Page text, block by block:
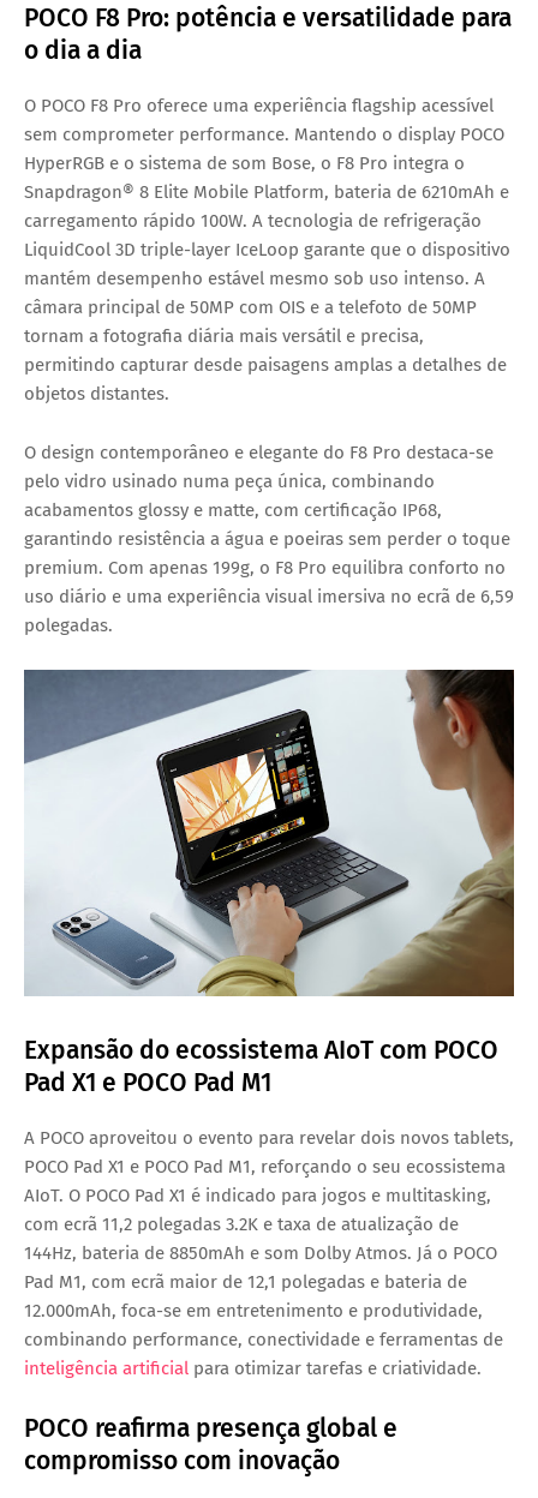
POCO F8 Pro: potência e versatilidade para
o dia a dia
O POCO F8 Pro oferece uma experiência flagship acessível
sem comprometer performance. Mantendo o display POCO
HyperRGB e o sistema de som Bose, o F8 Pro integra o
Snapdragon® 8 Elite Mobile Platform, bateria de 6210mAh e
carregamento rápido 100W. A tecnologia de refrigeração
LiquidCool 3D triple-layer IceLoop garante que o dispositivo
mantém desempenho estável mesmo sob uso intenso. A
câmara principal de 50MP com OIS e a telefoto de 50MP
tornam a fotografia diária mais versátil e precisa,
permitindo capturar desde paisagens amplas a detalhes de
objetos distantes.
O design contemporâneo e elegante do F8 Pro destaca-se
pelo vidro usinado numa peça única, combinando
acabamentos glossy e matte, com certificação IP68,
garantindo resistência a água e poeiras sem perder o toque
premium. Com apenas 199g, o F8 Pro equilibra conforto no
uso diário e uma experiência visual imersiva no ecrã de 6,59
polegadas.
Expansão do ecossistema AIoT com POCO
Pad X1 e POCO Pad M1
A POCO aproveitou o evento para revelar dois novos tablets,
POCO Pad X1 e POCO Pad M1, reforçando o seu ecossistema
AIoT. O POCO Pad X1 é indicado para jogos e multitasking,
com ecrã 11,2 polegadas 3.2K e taxa de atualização de
144Hz, bateria de 8850mAh e som Dolby Atmos. Já o POCO
Pad M1, com ecrã maior de 12,1 polegadas e bateria de
12.000mAh, foca-se em entretenimento e produtividade,
combinando performance, conectividade e ferramentas de
inteligência artificial para otimizar tarefas e criatividade.
POCO reafirma presença global e
compromisso com inovação